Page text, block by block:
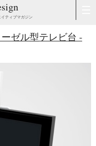
ティブマガジン
ゼル型テレビ台 -